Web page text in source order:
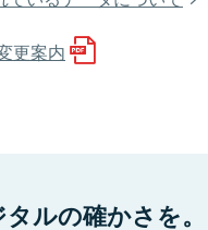
更案内
ルの確かさを。